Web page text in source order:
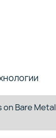
Bare Metal